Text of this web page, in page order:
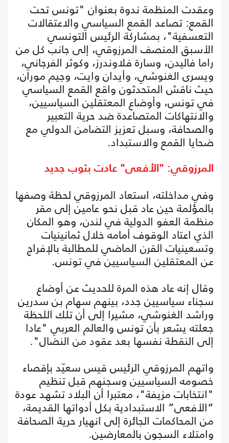
وعقدت المنظمة ندوة بعنوان "تونس تحت
القمع: تصاعد القمع السياسي والاعتقالات
التعسفية"، بمشاركة الرئيس التونسي
الأسبق المنصف المرزوقي، إلى جانب كل من
راما فاليدن، وسارة فلاوندرز، وكوثر الفرجاني،
ويسرى الغنوشي، وأيدان وايت، وجيم موران،
حيث ناقش المتحدثون واقع القمع السياسي
في تونس، وأوضاع المعتقلين السياسيين،
والانتهاكات المتصاعدة ضد حرية التعبير
والصحافة، وسبل تعزيز التضامن الدولي مع
ضحايا القمع والاستبداد.
المرزوقي: "الأفعى" عادت بثوب جديد
وفي مداخلته، استعاد المرزوقي لحظة وصفها
بالمؤلمة حين عاد قبل نحو عامين إلى مقر
منظمة العفو الدولية في لندن، وهو المكان
الذي اعتاد الوقوف أمامه خلال ثمانينيات
وتسعينيات القرن الماضي للمطالبة بالإفراج
عن المعتقلين السياسيين في تونس.
وقال إنه عاد هذه المرة للحديث عن أوضاع
سجناء سياسيين جدد، بينهم سهام بن سدرين
وراشد الغنوشي، مشيرا إلى أن تلك اللحظة
جعلته يشعر بأن تونس والعالم العربي "عادا
إلى النقطة نفسها بعد عقود من النضال".
واتهم المرزوقي الرئيس قيس سعيّد بإقصاء
خصومه السياسيين وسجنهم قبل تنظيم
"انتخابات مزيفة"، معتبرا أن البلاد تشهد عودة
“الأفعى” الاستبدادية بكل أدواتها القديمة،
من المحاكمات الجائرة إلى انهيار حرية الصحافة
وامتلاء السجون بالمعارضين.